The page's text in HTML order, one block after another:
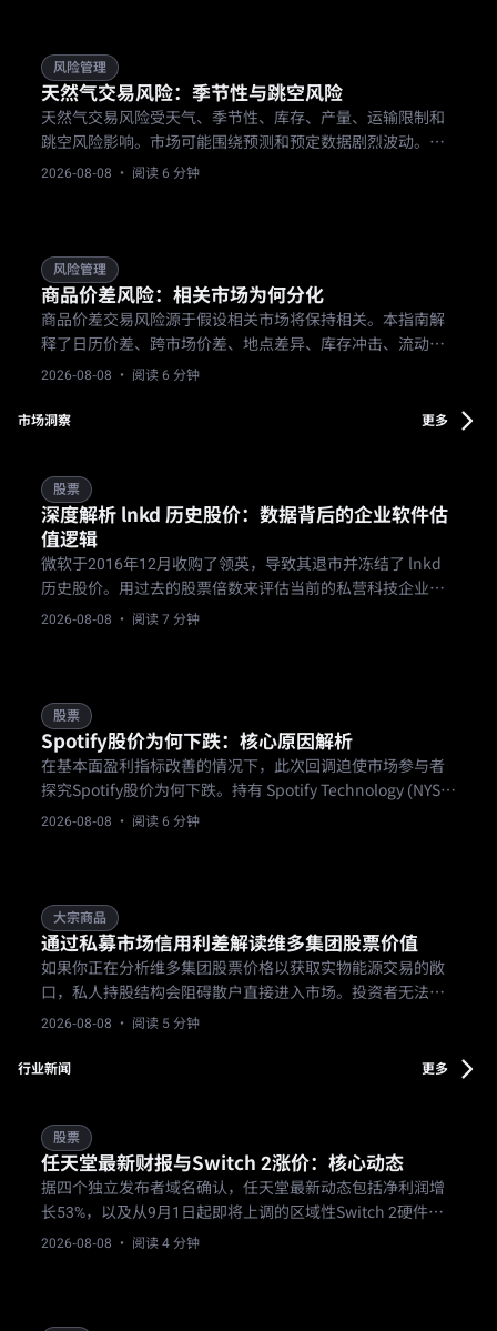
风险管理
天然气交易风险：季节性与跳空风险
天然气交易风险受天气、季节性、库存、产量、运输限制和
跳空风险影响。市场可能围绕预测和预定数据剧烈波动。交
易者在持有天然气头寸前，需要基于事件进行仓位管理、设
2026-08-08 · 阅读 6 分钟
风险管理
商品价差风险：相关市场为何分化
商品价差交易风险源于假设相关市场将保持相关。本指南解
释了日历价差、跨市场价差、地点差异、库存冲击、流动性
缺口，以及为何价差交易仍需仓位限制、离场和事件检查。
2026-08-08 · 阅读 6 分钟
市场洞察 更多
股票
深度解析 lnkd 历史股价：数据背后的企业软件估
值逻辑
微软于2016年12月收购了领英，导致其退市并冻结了 lnkd
历史股价。用过去的股票倍数来评估当前的私营科技企业，
忽略了左右现代软件估值的锁定期到期和财报后下跌等因
2026-08-08 · 阅读 7 分钟
股票
Spotify股价为何下跌：核心原因解析
在基本面盈利指标改善的情况下，此次回调迫使市场参与者
探究Spotify股价为何下跌。持有 Spotify Technology (NYSE:
SPOT) 股票的交易者面临着突然的估值缺口。
2026-08-08 · 阅读 6 分钟
大宗商品
通过私募市场信用利差解读维多集团股票价值
如果你正在分析维多集团股票价格以获取实物能源交易的敞
口，私人持股结构会阻碍散户直接进入市场。投资者无法在
公开交易所 acquiring 维多集团的股票，只能将资金需求转
2026-08-08 · 阅读 5 分钟
行业新闻 更多
股票
任天堂最新财报与Switch 2涨价：核心动态
据四个独立发布者域名确认，任天堂最新动态包括净利润增
长53%，以及从9月1日起即将上调的区域性Switch 2硬件价
格。
2026-08-08 · 阅读 4 分钟